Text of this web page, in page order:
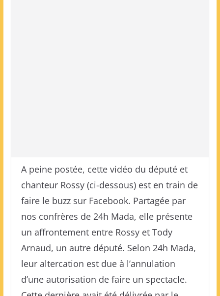
A peine postée, cette vidéo du député et
chanteur Rossy (ci-dessous) est en train de
faire le buzz sur Facebook. Partagée par
nos confrères de 24h Mada, elle présente
un affrontement entre Rossy et Tody
Arnaud, un autre député. Selon 24h Mada,
leur altercation est due à l’annulation
d’une autorisation de faire un spectacle.